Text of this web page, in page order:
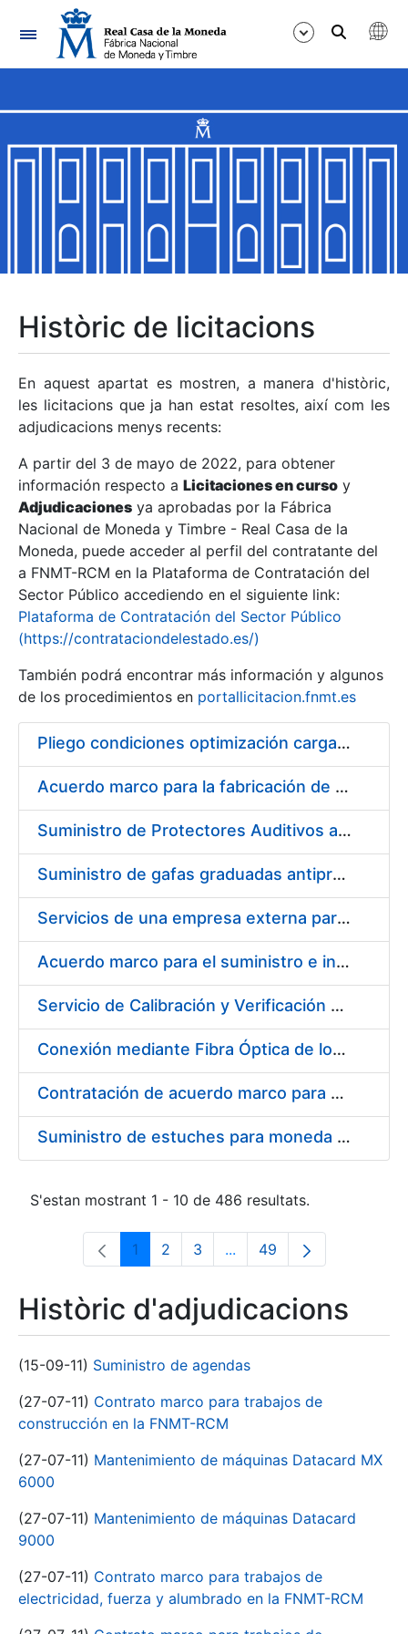
Navegació
Mostra/Amaga
Mostra/Amaga
Mostra/Amaga
Mostra/Amaga
Mostra/Amaga
Mostra/Amaga
Històric de licitacions
En aquest apartat es mostren, a manera d'històric,
les licitacions que ja han estat resoltes, així com les
adjudicacions menys recents:
A partir del 3 de mayo de 2022, para obtener
información respecto a Licitaciones en curso y
Adjudicaciones ya aprobadas por la Fábrica
Nacional de Moneda y Timbre - Real Casa de la
Moneda, puede acceder al perfil del contratante del
a FNMT-RCM en la Plataforma de Contratación del
Sector Público accediendo en el siguiente link:
Plataforma de Contratación del Sector Público
(https://contrataciondelestado.es/)
También podrá encontrar más información y algunos
de los procedimientos en portallicitacion.fnmt.es
Pliego condiciones optimización cargas compras firmado
Acuerdo marco para la fabricación de piezas
Suministro de Protectores Auditivos a medida para las personas trabajadoras de los Centros de Trabajo de Madrid y Burgos
Suministro de gafas graduadas antiproyecciones para los trabajadores de la FNMT-RCM en los centros de trabajo de Madrid y Burgos
Servicios de una empresa externa para el asesoramiento y resolución de los recursos de alzada que se presentan relacionados con procesos de selección para la FNMT-RCM
Acuerdo marco para el suministro e instalación de persianas, estores y otros complementos
Servicio de Calibración y Verificación Externa de los Equipos de Medición del Servicio de Prevención de la FNMT-RCM
Conexión mediante Fibra Óptica de los Centros de Proceso de Datos (CPDs) de las sedes de la FNMT-RCM de Burgos y Madrid
Contratación de acuerdo marco para el Suministro de Material de Electricidad para la Fábrica Nacional de Moneda y Timbre-Real Casa de la Moneda en su centro de trabajo de Burgos
Suministro de estuches para moneda de 30 €
S'estan mostrant 1 - 10 de 486 resultats.
Pàgina
1 Pàgina
2 Pàgina
3 ...Pàgines intermèdies
Pàgina
49
Històric d'adjudicacions
(15-09-11) Suministro de agendas
(27-07-11) Contrato marco para trabajos de
construcción en la FNMT-RCM
(27-07-11) Mantenimiento de máquinas Datacard MX
6000
(27-07-11) Mantenimiento de máquinas Datacard
9000
(27-07-11) Contrato marco para trabajos de
electricidad, fuerza y alumbrado en la FNMT-RCM